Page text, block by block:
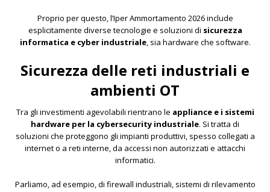
Proprio per questo, l’Iper Ammortamento 2026 include
esplicitamente diverse tecnologie e soluzioni di sicurezza
informatica e cyber industriale, sia hardware che software.
Sicurezza delle reti industriali e
ambienti OT
Tra gli investimenti agevolabili rientrano le appliance e i sistemi
hardware per la cybersecurity industriale. Si tratta di
soluzioni che proteggono gli impianti produttivi, spesso collegati a
internet o a reti interne, da accessi non autorizzati e attacchi
informatici.
Parliamo, ad esempio, di firewall industriali, sistemi di rilevamento